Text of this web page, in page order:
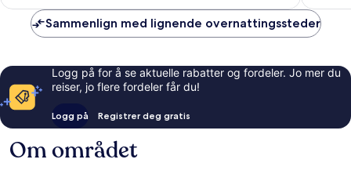
Sammenlign med lignende overnattingssteder
Logg på for å se aktuelle rabatter og fordeler. Jo mer du
reiser, jo flere fordeler får du!
Logg på Registrer deg gratis
Om området